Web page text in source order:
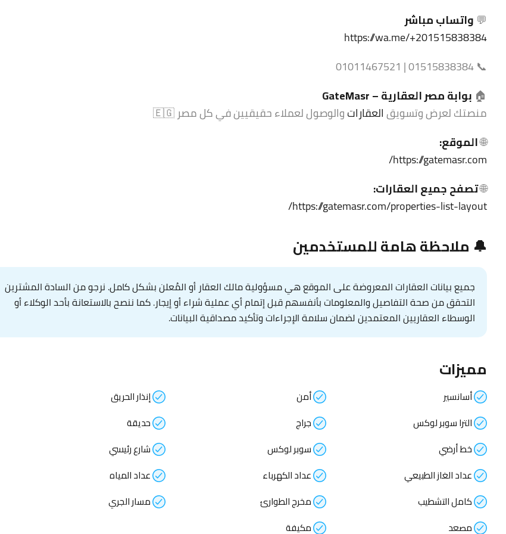
💬 واتساب مباشر
https://wa.me/+201515838384
📞 01515838384 | 01011467521
🏠 بوابة مصر العقارية –GateMasr
منصتك لعرض وتسويقالعقاراتوالوصول لعملاء حقيقيين في كل مصر 🇪🇬
🌐الموقع:
https://gatemasr.com/
🌐تصفح جميع العقارات:
https://gatemasr.com/properties-list-layout/
🔔 ملاحظة هامة للمستخدمين
جميع بيانات العقارات المعروضة على الموقع هي مسؤولية مالك العقار أو المُعلن بشكل كامل. نرجو من السادة المشترين
التحقق من صحة التفاصيل والمعلومات بأنفسهم قبل إتمام أي عملية شراء أو إيجار. كما ننصح بالاستعانة بأحد الوكلاء أو
الوسطاء العقاريين المعتمدين لضمان سلامة الإجراءات وتأكيد مصداقية البيانات.
مميزات
أسانسير أمن
إنذار الحريق
الترا سوبر لوكس
جراج
حديقة
خط أرضي
سوبر لوكس
شارع رئيسي
عداد الغاز الطبيعي
عداد الكهرباء
عداد المياه
كامل التشطيب
مخرج الطوارئ
مسار الجري
مصعد
مكيفة